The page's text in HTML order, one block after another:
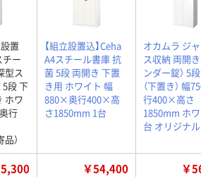
設置
チー
型ス
5段 下
ホワ
行
）
【組立設置込】Ceha
A4スチール書庫 抗
菌 5段 両開き 下置
き用 ホワイト 幅
880×奥行400×高
さ1850mm 1台
オカムラ ジ
ス収納 両開き
ンダー錠） 5
（下置き） 幅
行400×高さ
1850mm ホ
台 オリジナル
￥54,400 ￥